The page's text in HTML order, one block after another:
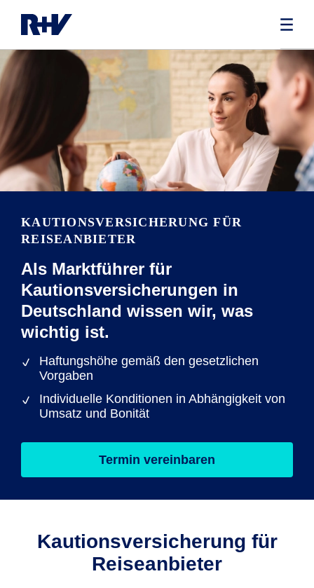
KAUTIONSVERSICHERUNG FÜR
REISEANBIETER
Als Marktführer für
Kautionsversicherungen in
Deutschland wissen wir, was
wichtig ist.
Haftungshöhe gemäß den gesetzlichen
Vorgaben
Individuelle Konditionen in Abhängigkeit von
Umsatz und Bonität
Termin vereinbaren
Kautionsversicherung für
Reiseanbieter